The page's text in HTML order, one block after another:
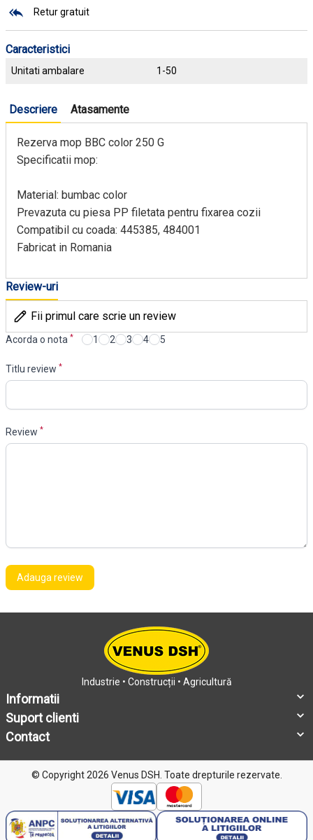
Retur gratuit
Caracteristici
Unitati ambalare 1-50
Descriere Atasamente
Rezerva mop BBC color 250 G
Specificatii mop:
Material: bumbac color
Prevazuta cu piesa PP filetata pentru fixarea cozii
Compatibil cu coada: 445385, 484001
Fabricat in Romania
Review-uri
Fii primul care scrie un review
Acorda o nota * 1 2 3 4 5
Titlu review *
Review *
Adauga review
Industrie • Construcții • Agricultură
Informatii
Suport clienti
Contact
© Copyright 2026 Venus DSH. Toate drepturile rezervate.